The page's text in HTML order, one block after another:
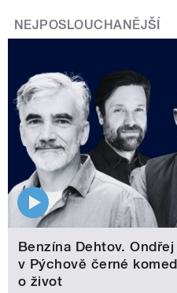
NEJPOSLOUCHANĚJŠÍ
Benzína Dehtov.
v Pýchově černé
o život